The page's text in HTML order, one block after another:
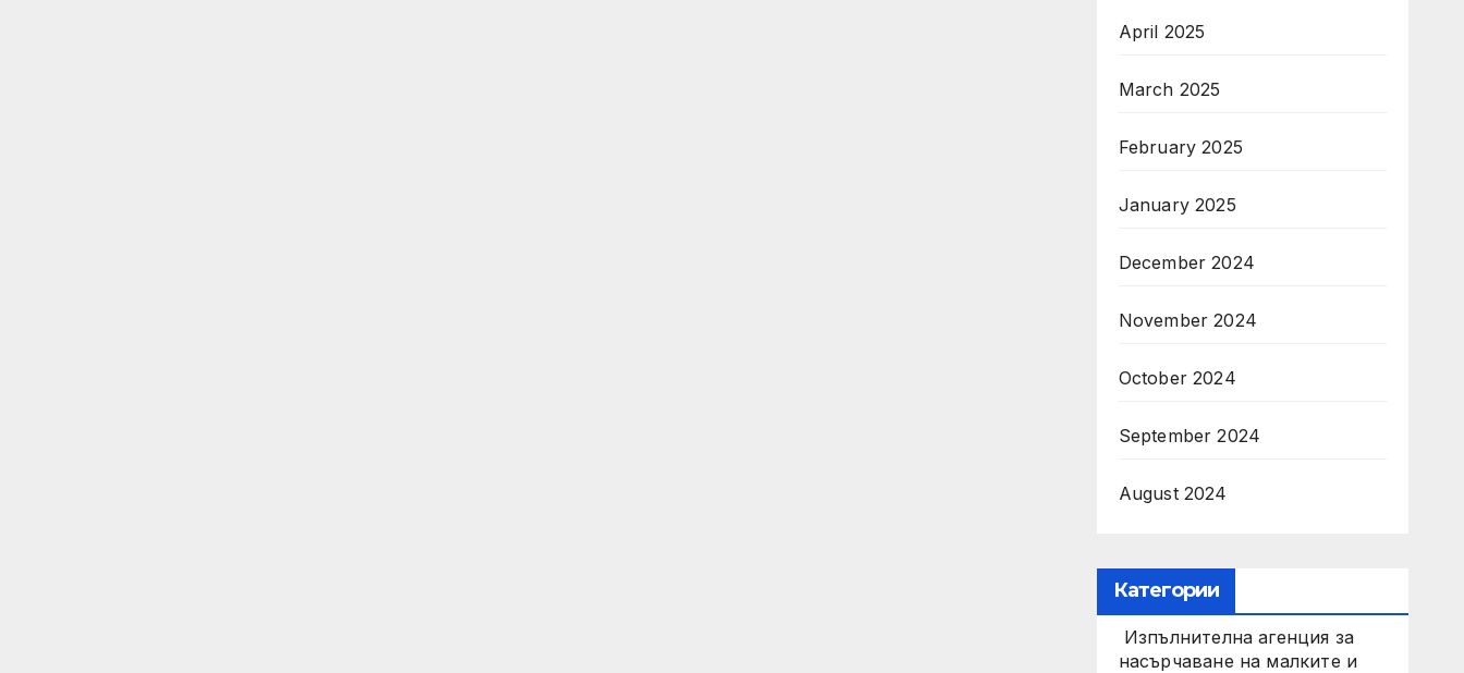
April 2025
March 2025
February 2025
January 2025
December 2024
November 2024
October 2024
September 2024
August 2024
Категории
Изпълнителна агенция за
насърчаване на малките и